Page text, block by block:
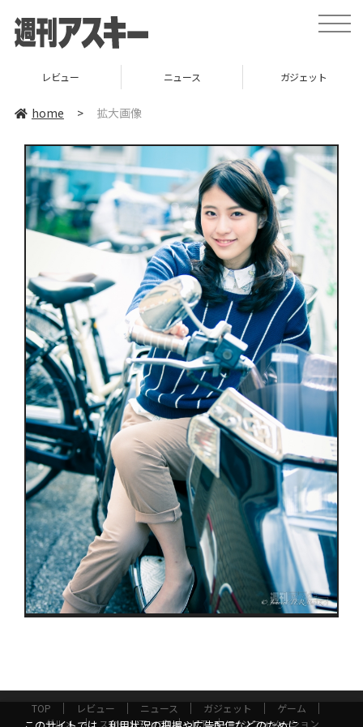
toggle
レビュー ニュース ガジェット
home > 拡大画像
TOP レビュー ニュース ガジェット
ゲーム
グルメ
スタートアップ ICT インフォメーション